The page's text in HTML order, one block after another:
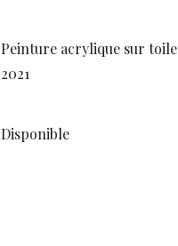
Peinture acrylique sur toile
2021
Disponible